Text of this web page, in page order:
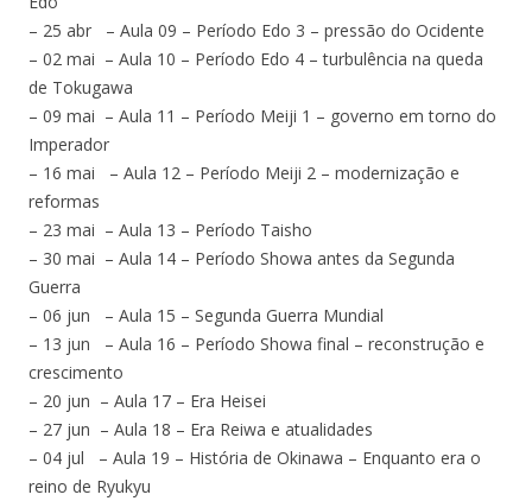
– 25 abr – Aula 09 – Período Edo 3 – pressão do Ocidente
– 02 mai – Aula 10 – Período Edo 4 – turbulência na queda
de Tokugawa
– 09 mai – Aula 11 – Período Meiji 1 – governo em torno do
Imperador
– 16 mai – Aula 12 – Período Meiji 2 – modernização e
reformas
– 23 mai – Aula 13 – Período Taisho
– 30 mai – Aula 14 – Período Showa antes da Segunda
Guerra
– 06 jun – Aula 15 – Segunda Guerra Mundial
– 13 jun – Aula 16 – Período Showa final – reconstrução e
crescimento
– 20 jun – Aula 17 – Era Heisei
– 27 jun – Aula 18 – Era Reiwa e atualidades
– 04 jul – Aula 19 – História de Okinawa – Enquanto era o
reino de Ryukyu